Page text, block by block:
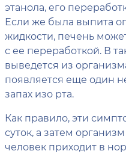
этанола, его
Если же была выпита
жидкости, печень
с ее переработкой. В
выведется из
появляется еще один
запах изо рта.
Как правило, эти
суток, а затем
человек приходит в